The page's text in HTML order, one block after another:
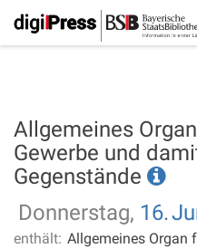
Allgemeines
Gewerbe und
Gegenstände
Donnerstag, 16.
enthält: Allgemeines Organ